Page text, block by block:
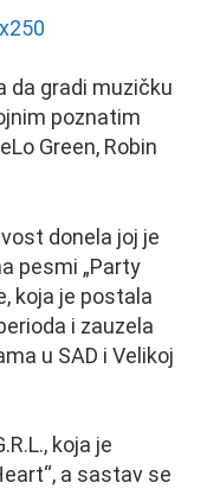
da gradi muzičku
poznatim
Green, Robin
donela joj je
pesmi „Party
koja je postala
i zauzela
u SAD i Velikoj
koja je
a sastav se